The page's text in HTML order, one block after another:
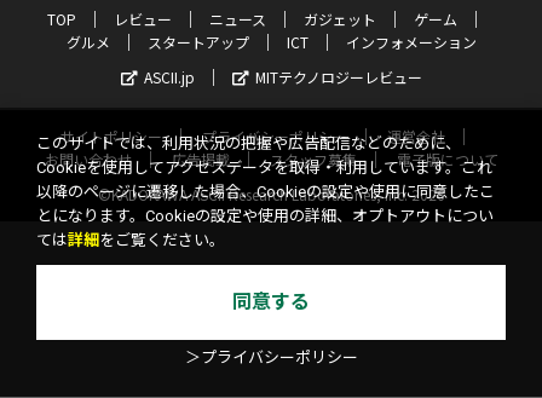
TOP レビュー ニュース ガジェット
ゲーム
グルメ
スタートアップ ICT
インフォメーション
ASCII.jp
MITテクノロジーレビュー
サイトポリシー プライバシーポリシー
運営会社
お問い合わせ
広告掲載 スタッフ募集
電子版について
©KADOKAWA ASCII Research Laboratories, Inc. 2026
このサイトでは、利用状況の把握や広告配信などのために、
Cookieを使用してアクセスデータを取得・利用しています。これ
以降のページに遷移した場合、Cookieの設定や使用に同意したこ
とになります。Cookieの設定や使用の詳細、オプトアウトについ
ては詳細 をご覧ください。
同意する
＞プライバシーポリシー